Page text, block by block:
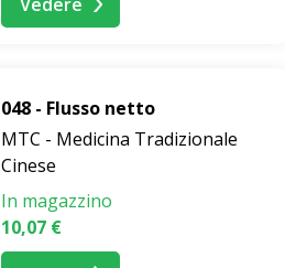
048 - Flusso netto
MTC - Medicina Tradizionale
Cinese
In magazzino
10,07 €